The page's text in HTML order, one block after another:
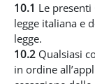
10.1 Le
legge italiana e
legge.
10.2 Qualsiasi
in ordine